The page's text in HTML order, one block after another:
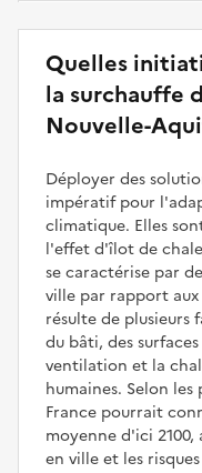
Quelles
la surchauffe
Nouvelle-
Déployer des
impératif pour
climatique. Elles
l'effet d'îlot de
se caractérise par
ville par rapport
résulte de plusieurs
du bâti, des
ventilation et la
humaines. Selon
France pourrait
moyenne d'ici
en ville et les